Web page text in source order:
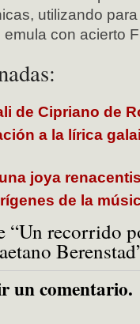
utilizando
con acierto
de Cipriano de
a la lírica
joya
de la
“Un recorrido
un comentario.